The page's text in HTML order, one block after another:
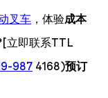
叉车 ，体验成本
立即联系TTL
987 4168)预订